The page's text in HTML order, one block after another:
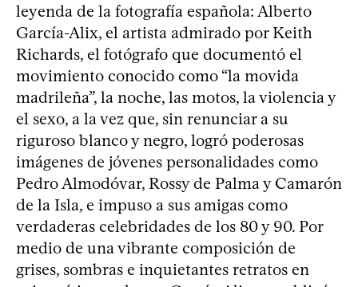
leyenda de la fotografía española: Alberto
García-Alix, el artista admirado por Keith
Richards, el fotógrafo que documentó el
movimiento conocido como “la movida
madrileña”, la noche, las motos, la violencia y
el sexo, a la vez que, sin renunciar a su
riguroso blanco y negro, logró poderosas
imágenes de jóvenes personalidades como
Pedro Almodóvar, Rossy de Palma y Camarón
de la Isla, e impuso a sus amigas como
verdaderas celebridades de los 80 y 90. Por
medio de una vibrante composición de
grises, sombras e inquietantes retratos en